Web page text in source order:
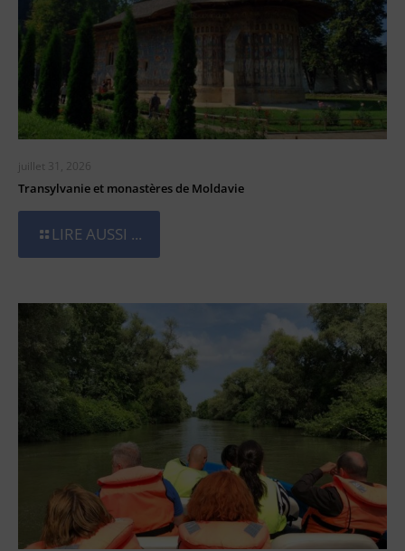
juillet 31, 2026
Transylvanie et monastères de Moldavie
LIRE AUSSI ...